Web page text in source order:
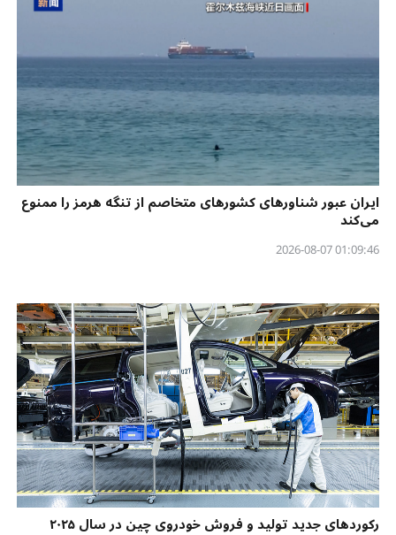
ایران عبور شناورهای کشورهای متخاصم از تنگه هرمز را ممنوع
می‌کند
01:09:46 2026-08-07
رکوردهای جدید تولید و فروش خودروی چین در سال ۲۰۲۵